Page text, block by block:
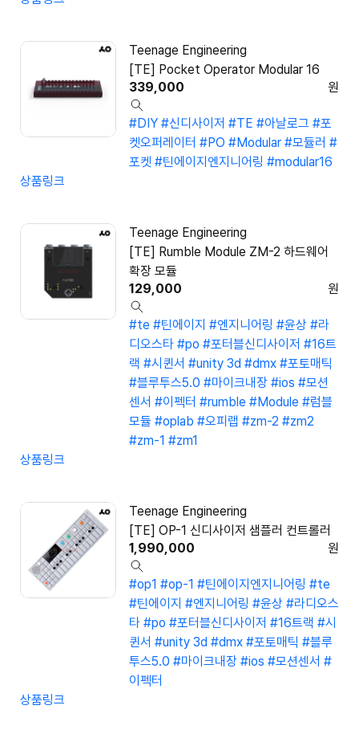
Teenage Engineering
[TE] Pocket Operator Modular 16
339,000
원
#DIY #신디사이저 #TE #아날로그 #포
켓오퍼레이터 #PO #Modular #모듈러 #
포켓 #틴에이지엔지니어링 #modular16
상품링크
Teenage Engineering
[TE] Rumble Module ZM-2 하드웨어
확장 모듈
129,000
원
#te #틴에이지 #엔지니어링 #윤상 #라
디오스타 #po #포터블신디사이저 #16트
랙 #시퀸서 #unity 3d #dmx #포토매틱
#블루투스5.0 #마이크내장 #ios #모션
센서 #이펙터 #rumble #Module #럼블
모듈 #oplab #오피랩 #zm-2 #zm2
#zm-1 #zm1
상품링크
Teenage Engineering
[TE] OP-1 신디사이저 샘플러 컨트롤러
1,990,000
원
#op1 #op-1 #틴에이지엔지니어링 #te
#틴에이지 #엔지니어링 #윤상 #라디오스
타 #po #포터블신디사이저 #16트랙 #시
퀸서 #unity 3d #dmx #포토매틱 #블루
투스5.0 #마이크내장 #ios #모션센서 #
이펙터
상품링크